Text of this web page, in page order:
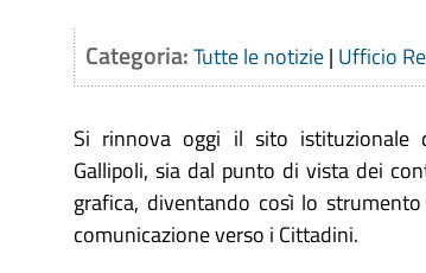
Categoria:Tutte le notizie| Ufficio
Si rinnova oggi il sito istituzionale
Gallipoli, sia dal punto di vista dei
grafica, diventando così lo
comunicazione verso i Cittadini.